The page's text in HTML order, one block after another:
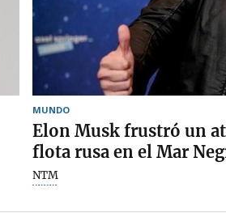
MUNDO
Elon Musk frustró un
flota rusa en el Mar
NTM